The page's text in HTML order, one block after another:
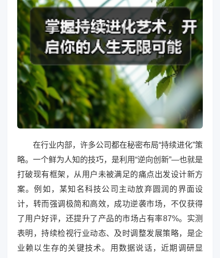
在行业内部，许多公司都在秘密布局“持续进化”策
略。一个鲜为人知的技巧，是利用“逆向创新”—也就是
打破现有框架，从用户未被满足的痛点出发设计新方
案。例如，某知名科技公司主动放弃圆润的界面设
计，转而强调极简和高效，成功逆袭市场，不仅获得
了用户好评，还提升了产品的市场占有率87%。实测
表明，持续检视行业动态、及时调整发展策略，是企
业赖以生存的关键技术。用数据说话，近期调研显